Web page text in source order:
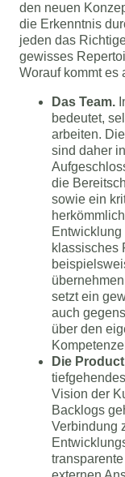
den neuen
die Erkenntnis
jeden das
gewisses
Worauf kommt es
Das Team.
bedeutet,
arbeiten.
sind daher
die
sowie ein
Entwicklung
klassisches
setzt ein
auch
über den
Die
Vision der
Backlogs
Verbindung